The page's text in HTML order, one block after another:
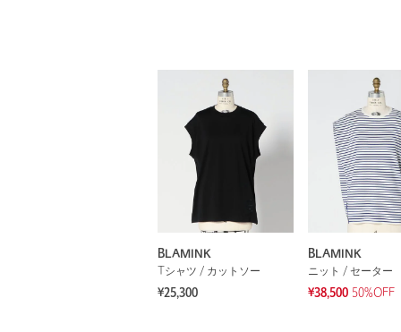
BLAMINK
Tシャツ / カットソー
¥25,300
BLAMINK
ニット / セーター
¥38,500 50%OFF